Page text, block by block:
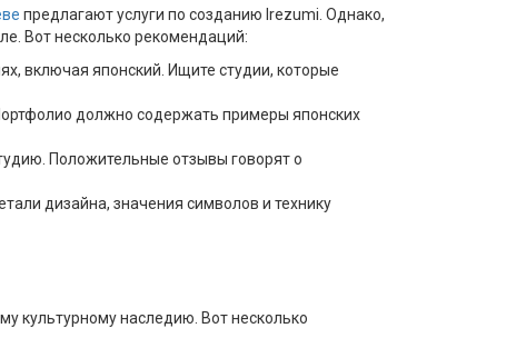
предлагают услуги по созданию Irezumi. Однако,
Вот несколько рекомендаций:
включая японский. Ищите студии, которые
должно содержать примеры японских
Положительные отзывы говорят о
дизайна, значения символов и технику
культурному наследию. Вот несколько